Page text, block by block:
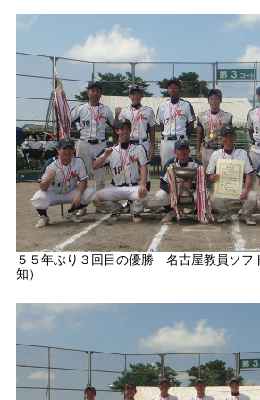
５５年ぶり３回目の優勝 名古屋教員ソフ
知）